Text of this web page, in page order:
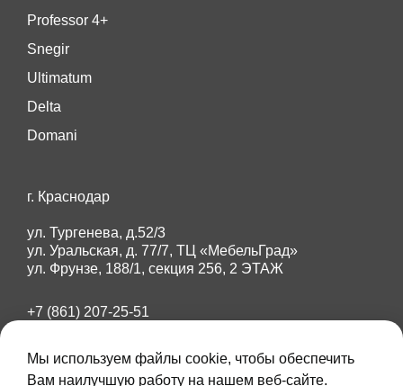
Professor 4+
Snegir
Ultimatum
Delta
Domani
г. Краснодар
ул. Тургенева, д.52/3
ул. Уральская, д. 77/7, ТЦ «МебельГрад»
ул. Фрунзе, 188/1, секция 256, 2 ЭТАЖ
+7 (861) 207-25-51
amberdoors23@mail.ru
Мы используем файлы cookie, чтобы обеспечить
Вам наилучшую работу на нашем веб-сайте.